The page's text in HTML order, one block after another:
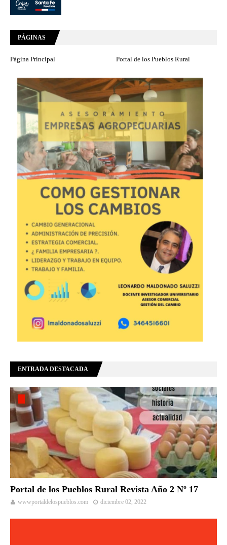
PÁGINAS
Página Principal Portal de los Pueblos Rural
ENTRADA DESTACADA
Portal de los Pueblos Rural Revista Año 2 Nº 17
wwwportaldelospueblos.com diciembre 02, 2022